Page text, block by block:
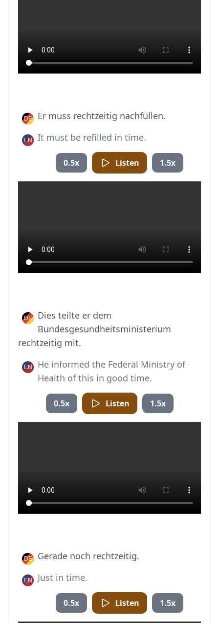
Er muss rechtzeitig nachfüllen.
It must be refilled in time.
0.5x Listen 1.5x
Dies teilte er dem
Bundesgesundheitsministerium
rechtzeitig mit.
He informed the Federal Ministry of
Health of this in good time.
0.5x Listen 1.5x
Gerade noch rechtzeitig.
Just in time.
0.5x Listen 1.5x